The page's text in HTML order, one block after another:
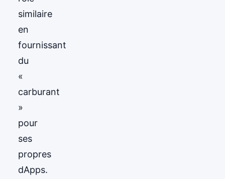
similaire
en
fournissant
du
«
carburant
»
pour
ses
propres
dApps.